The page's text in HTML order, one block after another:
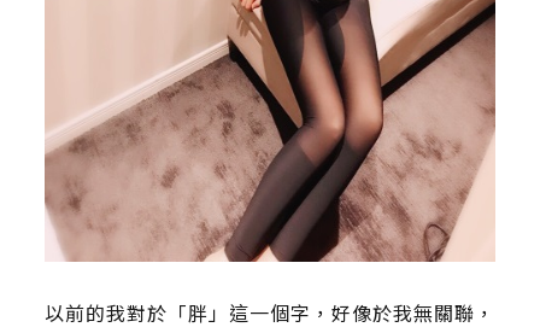
以前的我對於「胖」這一個字，好像於我無關聯，